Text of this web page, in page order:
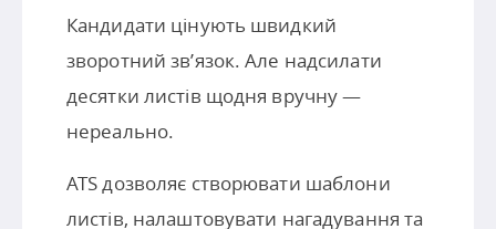
Кандидати цінують швидкий
зворотний зв’язок. Але надсилати
десятки листів щодня вручну —
нереально.
ATS дозволяє створювати шаблони
листів, налаштовувати нагадування та